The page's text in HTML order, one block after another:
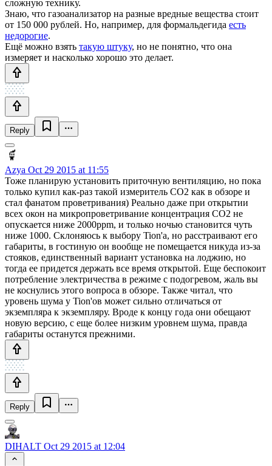
сложную технику.
Знаю, что газоанализатор на разные вредные вещества стоит
от 150 000 рублей. Но, например, для формальдегида есть
недорогие.
Ещё можно взять такую штуку, но не понятно, что она
измеряет и насколько хорошо это делает.
Reply
Azya Oct 29 2015 at 11:55
Тоже планирую установить приточную вентиляцию, но пока
только купил как-раз такой измеритель CO2 как в обзоре и
стал фанатом проветривания) Реально даже при открытии
всех окон на микропроветривание концентрация CO2 не
опускается ниже 2000ppm, и только ночью становится чуть
ниже 1000. Склоняюсь к выбору Tion'а, но расстраивают его
габариты, в гостиную он вообще не помещается никуда из-за
стояков, единственный вариант установка на лоджию, но
тогда ее придется держать все время открытой. Еще беспокоит
потребление электричества в режиме с подогревом, жаль вы
не коснулись этого вопроса в обзоре. Также читал, что
уровень шума у Tion'ов может сильно отличаться от
экземпляра к экземпляру. Вроде к концу года они обещают
новую версию, с еще более низким уровнем шума, правда
габариты останутся прежними.
Reply
DIHALT Oct 29 2015 at 12:04